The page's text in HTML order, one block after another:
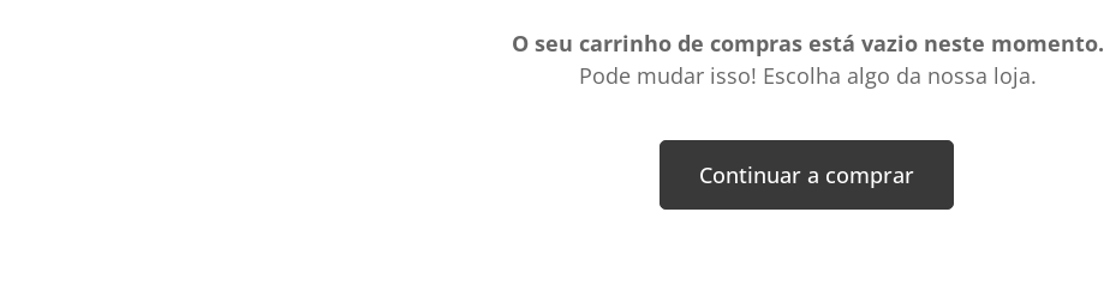
O seu carrinho de compras está vazio neste momento.
Pode mudar isso! Escolha algo da nossa loja.
Continuar a comprar